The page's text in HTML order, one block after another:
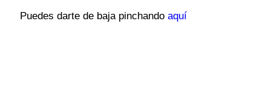
Puedes darte de baja pinchando aquí